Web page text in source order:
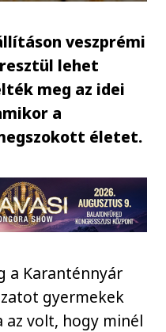
veszprémi
lehet
meg az idei
a
életet.
a Karanténnyár
gyermekek
az volt, hogy minél